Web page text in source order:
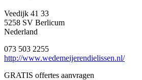
Veedijk 41 33
5258 SV Berlicum
Nederland
073 503 2255
http://www.wedemeijerendielissen.nl/
GRATIS offertes aanvragen